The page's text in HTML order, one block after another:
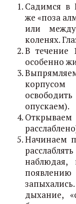
Садимся в
же «поза
или
коленях.
В течение
особенно
опускаем).
Начинаем
дыхание,